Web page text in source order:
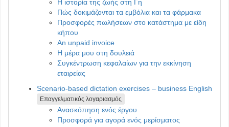
Η ιστορία της ζωής στη Γη
Πώς δοκιμάζονται τα εμβόλια και τα φάρμακα
Προσφορές πωλήσεων στο κατάστημα με είδη
κήπου
An unpaid invoice
Η μέρα μου στη δουλειά
Συγκέντρωση κεφαλαίων για την εκκίνηση
εταιρείας
Scenario-based dictation exercises – business English
Επαγγελματικός λογαριασμός
Ανασκόπηση ενός έργου
Προσφορά για αγορά ενός μερίσματος